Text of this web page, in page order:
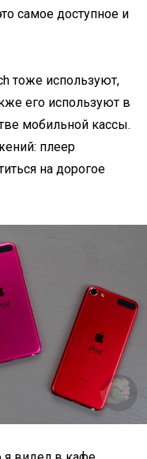
самое доступное и
тоже используют,
его используют в
мобильной кассы.
плеер
на дорогое